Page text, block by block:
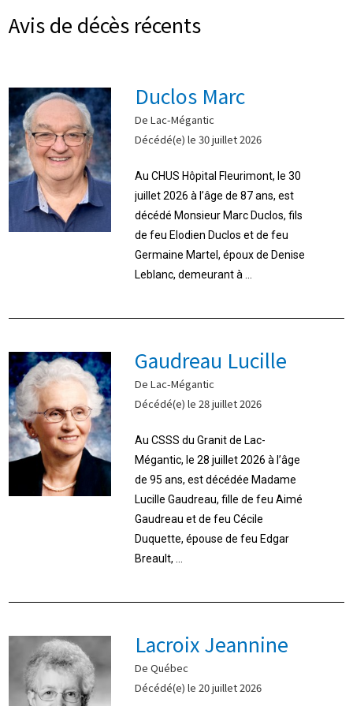
Avis de décès récents
Duclos Marc
De Lac-Mégantic
Décédé(e) le 30 juillet 2026
Au CHUS Hôpital Fleurimont, le 30
juillet 2026 à l’âge de 87 ans, est
décédé Monsieur Marc Duclos, fils
de feu Elodien Duclos et de feu
Germaine Martel, époux de Denise
Leblanc, demeurant à ...
Gaudreau Lucille
De Lac-Mégantic
Décédé(e) le 28 juillet 2026
Au CSSS du Granit de Lac-
Mégantic, le 28 juillet 2026 à l’âge
de 95 ans, est décédée Madame
Lucille Gaudreau, fille de feu Aimé
Gaudreau et de feu Cécile
Duquette, épouse de feu Edgar
Breault, ...
Lacroix Jeannine
De Québec
Décédé(e) le 20 juillet 2026